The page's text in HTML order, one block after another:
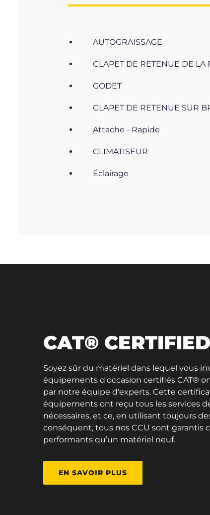
AUTOGRAISSAGE
CLAPET DE RETENUE DE LA
GODET
CLAPET DE RETENUE SUR
Attache - Rapide
CLIMATISEUR
Éclairage
CAT®
Soyez sûr du matériel dans lequel vous
équipements d'occasion certifiés CAT®
par notre équipe d'experts. Cette
équipements ont reçu tous les services
nécessaires, et ce, en utilisant toujours
conséquent, tous nos CCU sont garantis
performants qu’un matériel neuf.
EN SAVOIR PLUS